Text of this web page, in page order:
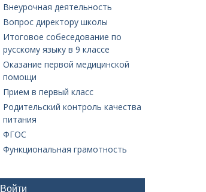
Внеурочная деятельность
Вопрос директору школы
Итоговое собеседование по
русскому языку в 9 классе
Оказание первой медицинской
помощи
Прием в первый класс
Родительский контроль качества
питания
ФГОС
Функциональная грамотность
Войти